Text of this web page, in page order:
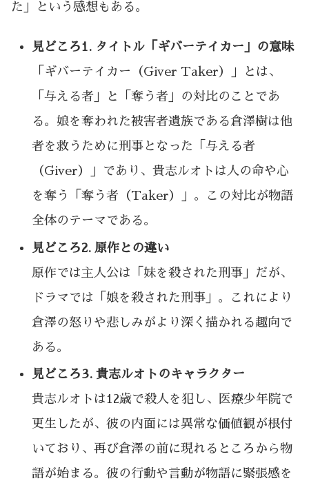
た」という感想もある。
見どころ1. タイトル「ギバーテイカー」の意味
「ギバーテイカー（Giver Taker）」とは、
「与える者」と「奪う者」の対比のことであ
る。娘を奪われた被害者遺族である倉澤樹は他
者を救うために刑事となった「与える者
（Giver）」であり、貴志ルオトは人の命や心
を奪う「奪う者（Taker）」。この対比が物語
全体のテーマである。
見どころ2. 原作との違い
原作では主人公は「妹を殺された刑事」だが、
ドラマでは「娘を殺された刑事」。これにより
倉澤の怒りや悲しみがより深く描かれる趣向で
ある。
見どころ3. 貴志ルオトのキャラクター
貴志ルオトは12歳で殺人を犯し、医療少年院で
更生したが、彼の内面には異常な価値観が根付
いており、再び倉澤の前に現れるところから物
語が始まる。彼の行動や言動が物語に緊張感を